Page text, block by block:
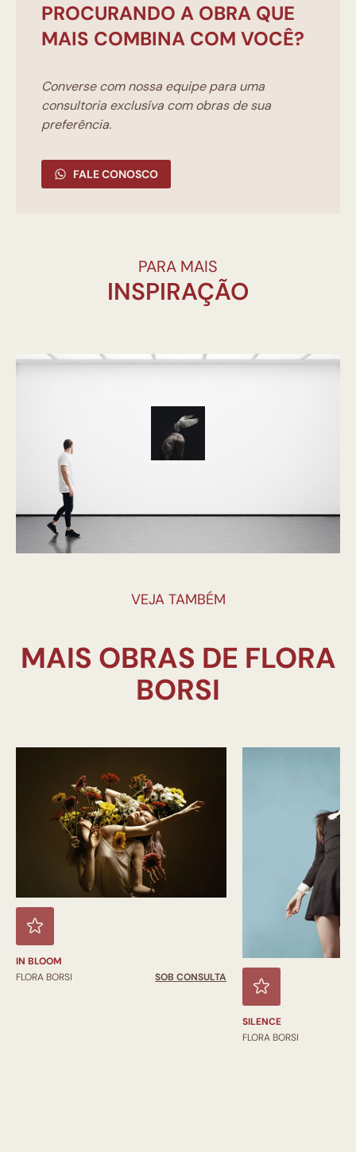
PROCURANDO A OBRA QUE
MAIS COMBINA COM VOCÊ?
Converse com nossa equipe para uma
consultoria exclusíva com obras de sua
preferência.
FALE CONOSCO
PARA MAIS
INSPIRAÇÃO
VEJA TAMBÉM
MAIS OBRAS DE FLORA
IN BLOOM
FLORA BORSI
SOB CONSULTA
SILENCE
FLORA BORSI